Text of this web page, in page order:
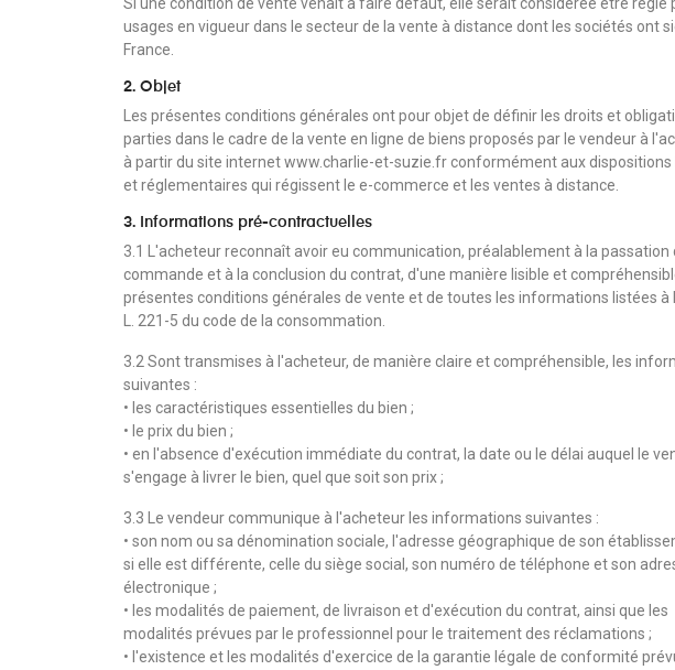
usages en vigueur dans le secteur de la vente à distance dont les sociétés ont
France.
2. Objet
Les présentes conditions générales ont pour objet de définir les droits et
parties dans le cadre de la vente en ligne de biens proposés par le vendeur à
à partir du site internet www.charlie-et-suzie.fr conformément aux dispositions
et réglementaires qui régissent le e-commerce et les ventes à distance.
3. Informations pré-contractuelles
3.1 L'acheteur reconnaît avoir eu communication, préalablement à la passation
commande et à la conclusion du contrat, d'une manière lisible et
présentes conditions générales de vente et de toutes les informations listées à
L. 221-5 du code de la consommation.
3.2 Sont transmises à l'acheteur, de manière claire et compréhensible, les
suivantes :
• les caractéristiques essentielles du bien ;
• le prix du bien ;
• en l'absence d'exécution immédiate du contrat, la date ou le délai auquel le
s'engage à livrer le bien, quel que soit son prix ;
3.3 Le vendeur communique à l'acheteur les informations suivantes :
• son nom ou sa dénomination sociale, l'adresse géographique de son
si elle est différente, celle du siège social, son numéro de téléphone et son
électronique ;
• les modalités de paiement, de livraison et d'exécution du contrat, ainsi que les
modalités prévues par le professionnel pour le traitement des réclamations ;
• l'existence et les modalités d'exercice de la garantie légale de conformité